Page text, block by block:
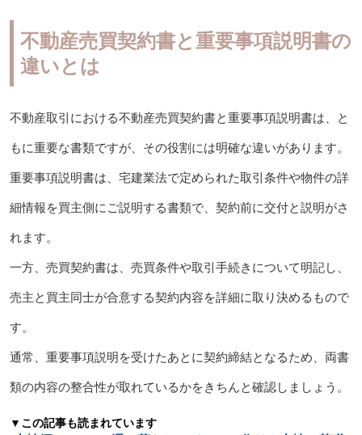
不動産売買契約書と重要事項説明書の
違いとは
不動産取引における不動産売買契約書と重要事項説明書は、と
もに重要な書類ですが、その役割には明確な違いがあります。
重要事項説明書は、宅建業法で定められた取引条件や物件の詳
細情報を買主側にご説明する書類で、契約前に交付と説明がさ
れます。
一方、売買契約書は、売買条件や取引手続きについて明記し、
売主と買主同士が合意する契約内容を詳細に取り決めるもので
す。
通常、重要事項説明を受けたあとに契約締結となるため、両書
類の内容の整合性が取れているかをきちんと確認しましょう。
▼この記事も読まれています